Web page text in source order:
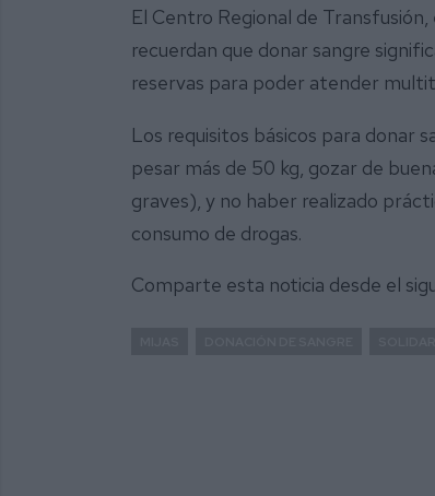
El Centro Regional de Transfusión,
recuerdan que donar sangre
reservas para poder atender
Los requisitos básicos para donar
pesar más de 50 kg, gozar de
graves), y no haber realizado
consumo de drogas.
Comparte esta noticia desde el